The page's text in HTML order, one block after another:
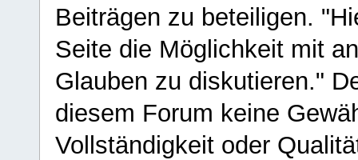
Beiträgen zu beteiligen.
Seite die Möglichkeit mit
Glauben zu diskutieren."
diesem Forum keine
Vollständigkeit oder